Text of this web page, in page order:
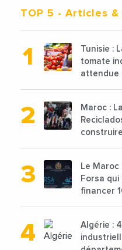
TOP 5 - Articles &
Tunisie :
tomate
attendue
Maroc :
Le Maroc
Forsa
financer
Algérie :